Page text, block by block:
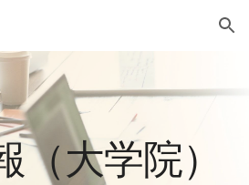
Skip to navigation
（大学院）